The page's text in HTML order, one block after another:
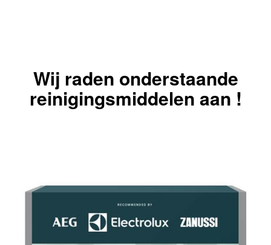
Wij raden onderstaande
reinigingsmiddelen aan !